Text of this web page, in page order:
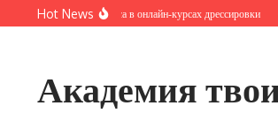
Перейти к содержанию
Hot News
Критерии прогресса в онлайн‑курсах дрессировки
Академия